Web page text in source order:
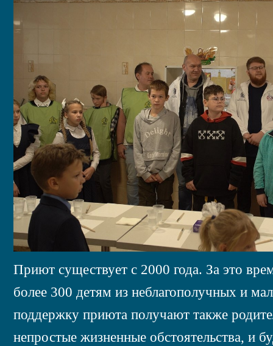
Приют существует с 2000 года. За это
более 300 детям из неблагополучных и
поддержку приюта получают также
непростые жизненные обстоятельства, и